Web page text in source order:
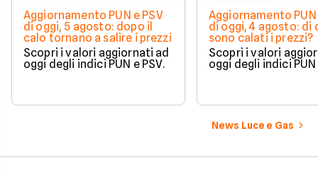
Aggiornamento PUN e PSV
di oggi, 5 agosto: dopo il
calo tornano a salire i prezzi
Scopri i valori aggiornati ad
oggi degli indici PUN e PSV.
Aggiornamento PUN
di oggi, 4 agosto: di
sono calati i prezzi?
Scopri i valori
oggi degli indici PUN
News Luce e Gas